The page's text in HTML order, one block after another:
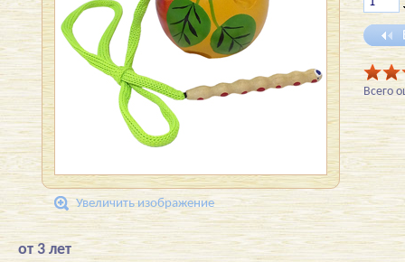
Увеличить изображение
Всего
от 3 лет